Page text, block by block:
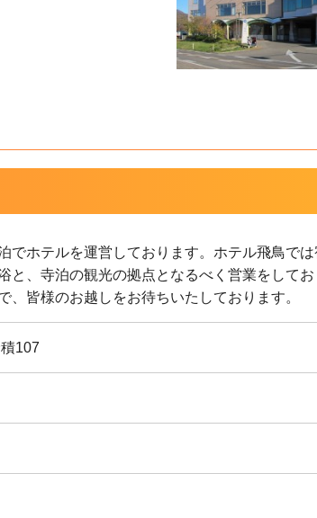
でホテルを運営しております。ホテル飛鳥で
と、寺泊の観光の拠点となるべく営業をしてお
、皆様のお越しをお待ちいたしております。
107